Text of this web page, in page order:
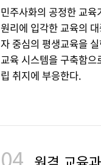
민주사화의 공정한 교육
원리에 입각한 교육의
자 중심의 평생교육을
교육 시스템을 구축함으
립 취지에 부응한다.
04